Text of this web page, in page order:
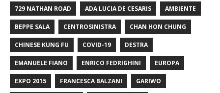
729 NATHAN ROAD ADA LUCIA DE CESARIS AMBIENTE
BEPPE SALA CENTROSINISTRA CHAN HON CHUNG
CHINESE KUNG FU COVID-19 DESTRA
EMANUELE FIANO ENRICO FEDRIGHINI EUROPA
EXPO 2015 FRANCESCA BALZANI GARIWO